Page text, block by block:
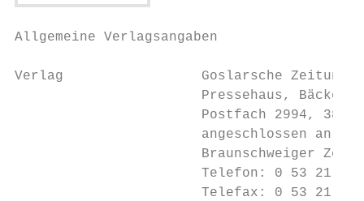
Allgemeine Verlagsangaben
Verlag                 Goslarsche Zeitung
Pressehaus,
Postfach 2994,
angeschlossen an
Braunschweiger
Telefon: 0 53 21 /
Telefax: 0 53 21 /